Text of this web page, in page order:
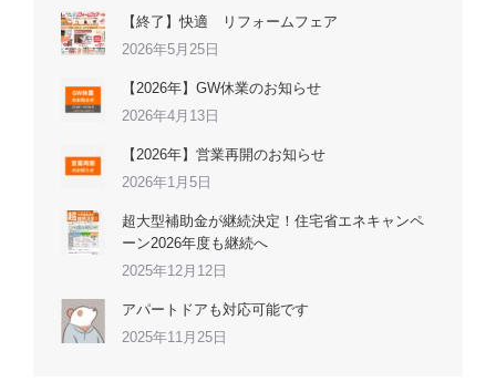
【終了】快適 リフォームフェア
2026年5月25日
【2026年】GW休業のお知らせ
2026年4月13日
【2026年】営業再開のお知らせ
2026年1月5日
超大型補助金が継続決定！住宅省エネキャンペ
ーン2026年度も継続へ
2025年12月12日
アパートドアも対応可能です
2025年11月25日